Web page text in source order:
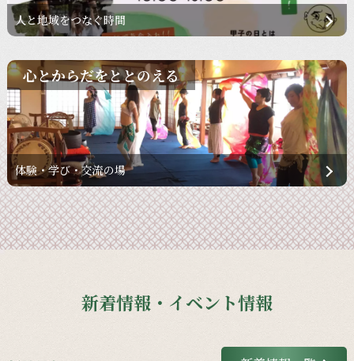
人と地域をつなぐ時間
心とからだをととのえる
体験・学び・交流の場
新着情報・イベント情報